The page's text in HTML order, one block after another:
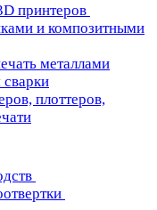
принтеров
и композитными
металлами
плоттеров,